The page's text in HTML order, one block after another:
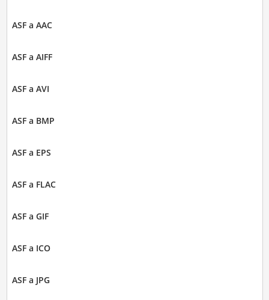
ASF a AAC
ASF a AIFF
ASF a AVI
ASF a BMP
ASF a EPS
ASF a FLAC
ASF a GIF
ASF a ICO
ASF a JPG